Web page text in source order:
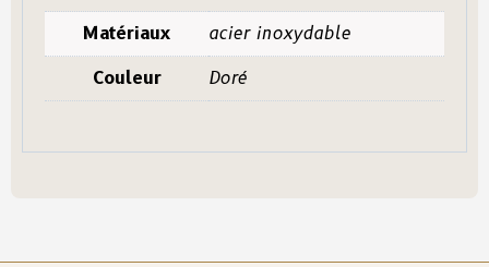
Matériaux acier inoxydable
Couleur Doré